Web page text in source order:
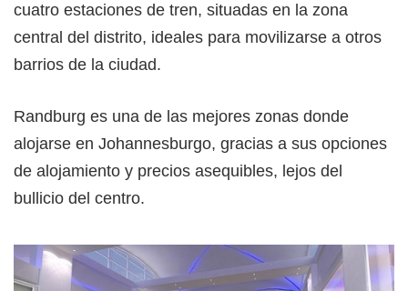
cuatro estaciones de tren, situadas en la zona
central del distrito, ideales para movilizarse a otros
barrios de la ciudad.
Randburg es una de las mejores zonas donde
alojarse en Johannesburgo, gracias a sus opciones
de alojamiento y precios asequibles, lejos del
bullicio del centro.